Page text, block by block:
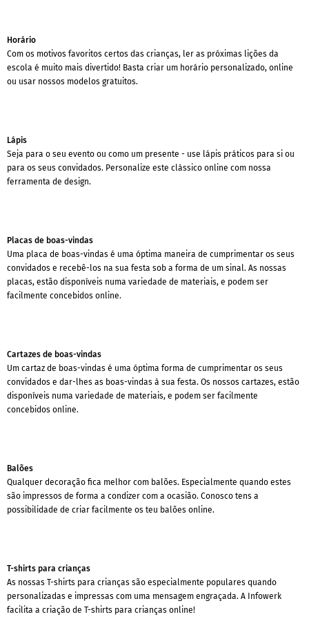
Horário
Com os motivos favoritos certos das crianças, ler as próximas lições da
escola é muito mais divertido! Basta criar um horário personalizado, online
ou usar nossos modelos gratuitos.
Lápis
Seja para o seu evento ou como um presente - use lápis práticos para si ou
para os seus convidados. Personalize este clássico online com nossa
ferramenta de design.
Placas de boas-vindas
Uma placa de boas-vindas é uma óptima maneira de cumprimentar os seus
convidados e recebê-los na sua festa sob a forma de um sinal. As nossas
placas, estão disponíveis numa variedade de materiais, e podem ser
facilmente concebidos online.
Cartazes de boas-vindas
Um cartaz de boas-vindas é uma óptima forma de cumprimentar os seus
convidados e dar-lhes as boas-vindas à sua festa. Os nossos cartazes, estão
disponíveis numa variedade de materiais, e podem ser facilmente
concebidos online.
Balões
Qualquer decoração fica melhor com balões. Especialmente quando estes
são impressos de forma a condizer com a ocasião. Conosco tens a
possibilidade de criar facilmente os teu balões online.
T-shirts para crianças
As nossas T-shirts para crianças são especialmente populares quando
personalizadas e impressas com uma mensagem engraçada. A Infowerk
facilita a criação de T-shirts para crianças online!